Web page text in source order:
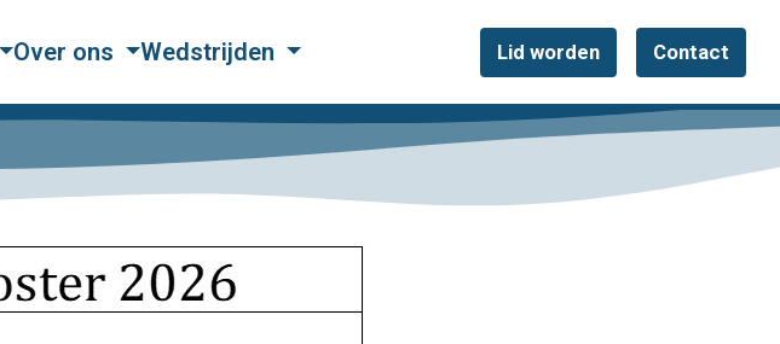
Over ons Wedstrijden Lid worden Contact